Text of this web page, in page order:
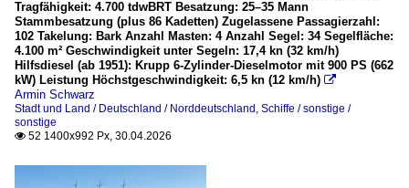
Tragfähigkeit: 4.700 tdwBRT Besatzung: 25–35 Mann
Stammbesatzung (plus 86 Kadetten) Zugelassene Passagierzahl:
102 Takelung: Bark Anzahl Masten: 4 Anzahl Segel: 34 Segelfläche:
4.100 m² Geschwindigkeit unter Segeln: 17,4 kn (32 km/h)
Hilfsdiesel (ab 1951): Krupp 6-Zylinder-Dieselmotor mit 900 PS (662
kW) Leistung Höchstgeschwindigkeit: 6,5 kn (12 km/h) 
Armin Schwarz
Stadt und Land / Deutschland / Norddeutschland Schiffe / sonstige /
sonstige
 52 1400x992 Px, 30.04.2026